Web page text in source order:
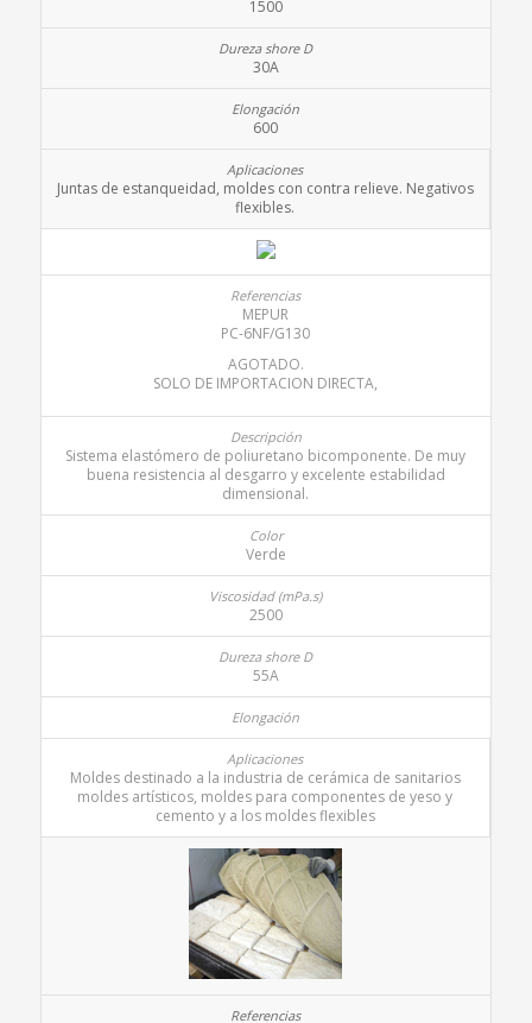
1500
30A
600
Juntas de estanqueidad, moldes con contra relieve. Negativos
flexibles.
MEPUR
PC-6NF/G130
AGOTADO.
SOLO DE IMPORTACION DIRECTA,
Sistema elastómero de poliuretano bicomponente. De muy
buena resistencia al desgarro y excelente estabilidad
dimensional.
Verde
2500
55A
Moldes destinado a la industria de cerámica de sanitarios
moldes artísticos, moldes para componentes de yeso y
cemento y a los moldes flexibles